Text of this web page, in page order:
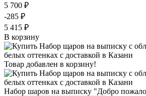
5 700 ₽
-285 ₽
5 415 ₽
В корзину
Товар добавлен в корзину!
Набор шаров на выписку "Добро